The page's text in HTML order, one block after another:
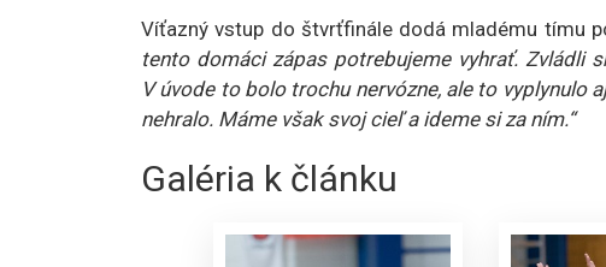
Víťazný vstup do štvrťfinále dodá mladému tímu
tento domáci zápas potrebujeme vyhrať. Zvládli
V úvode to bolo trochu nervózne, ale to vyplynulo
nehralo. Máme však svoj cieľ a ideme si za ním.“
Galéria k článku